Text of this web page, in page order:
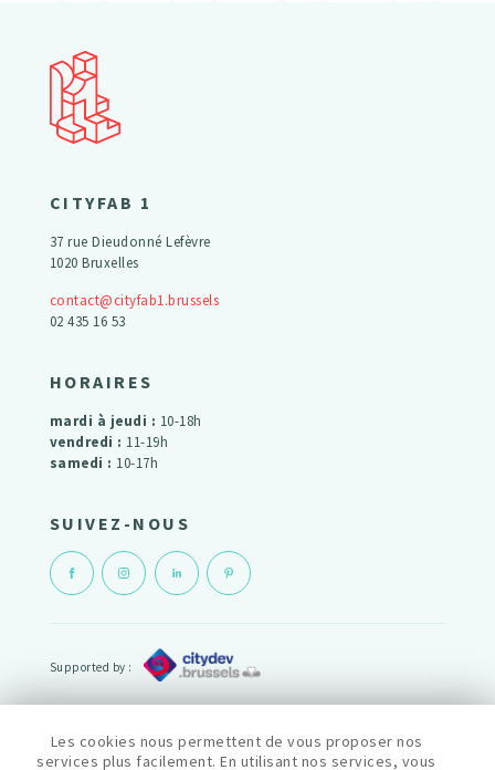
CITYFAB 1
37 rue Dieudonné Lefèvre
1020 Bruxelles
contact@cityfab1.brussels
02 435 16 53
HORAIRES
mardi à jeudi : 10-18h
vendredi : 11-19h
samedi : 10-17h
SUIVEZ-NOUS
Supported by :
Les cookies nous permettent de vous proposer nos
services plus facilement. En utilisant nos services, vous